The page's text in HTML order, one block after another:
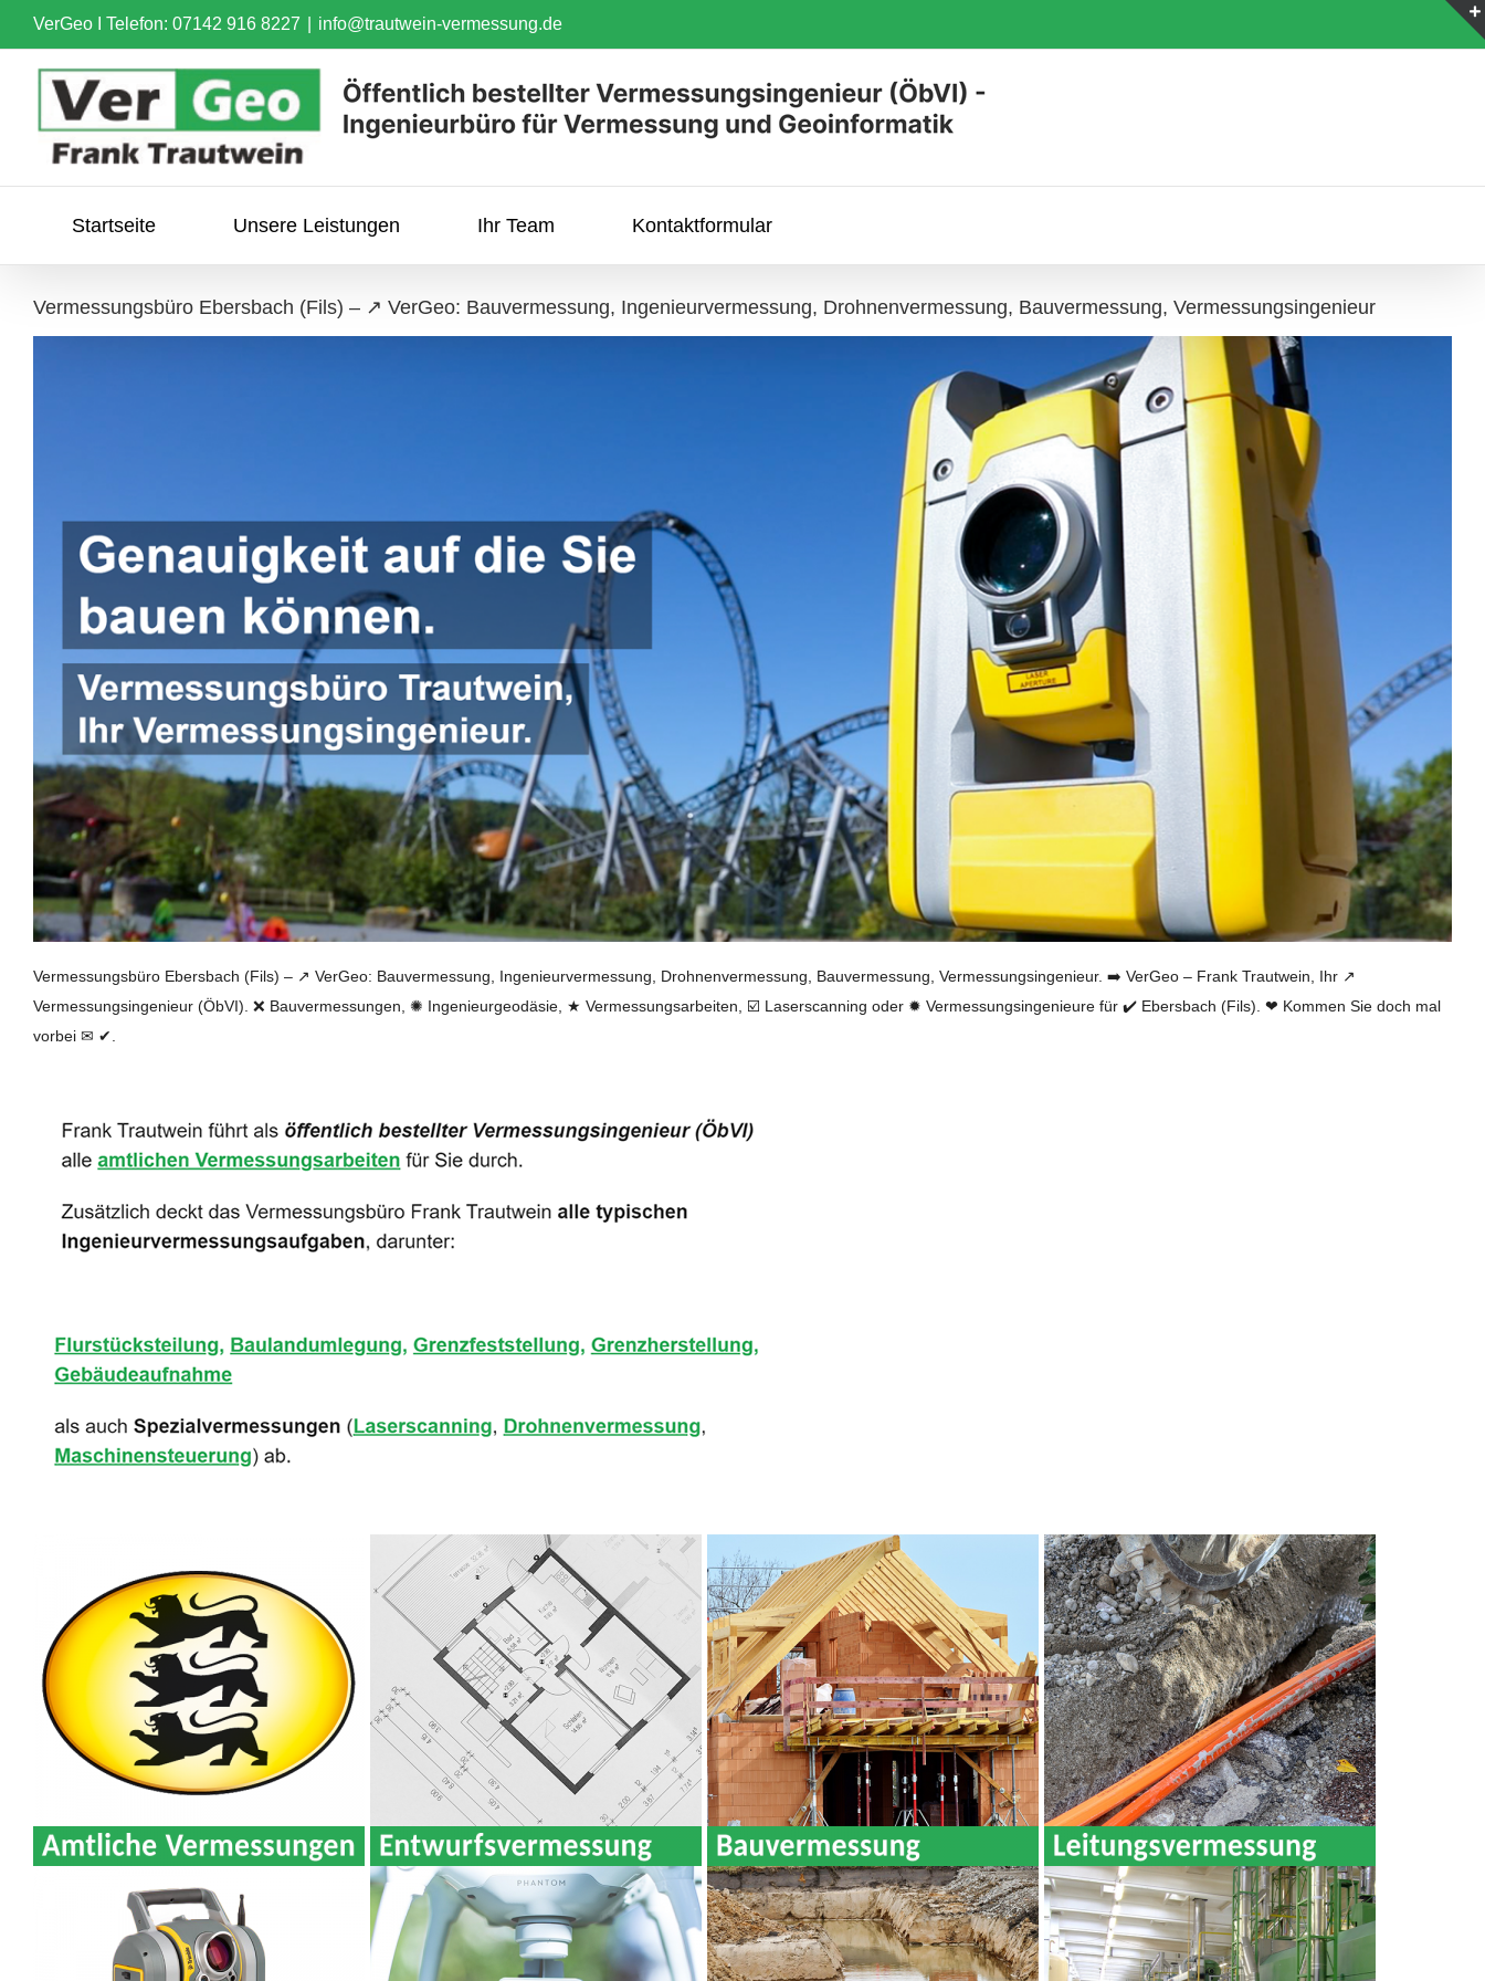
Skip
to
content
VerGeo I Telefon: 07142 916 8227 info@trautwein-vermessung.de
Startseite Unsere Leistungen Ihr Team Kontaktformular
Vermessungsbüro Ebersbach (Fils) – ↗️ VerGeo: Bauvermessung, Ingenieurvermessung, Drohnenvermessung, Bauvermessung, Vermessungsingenieur
Vermessungsbüro Ebersbach (Fils) – ↗️ VerGeo: Bauvermessung, Ingenieurvermessung, Drohnenvermessung, Bauvermessung, Vermessungsingenieur. ➡️ VerGeo – Frank Trautwein, Ihr ↗️
Vermessungsingenieur (ÖbVI). ❌ Bauvermessungen, ✺ Ingenieurgeodäsie, ★ Vermessungsarbeiten, ☑️ Laserscanning oder ✹ Vermessungsingenieure für ✔️ Ebersbach (Fils). ❤ Kommen Sie doch mal
vorbei ✉ ✔.